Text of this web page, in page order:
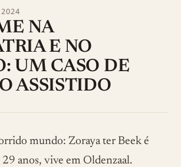
2024
NA
E NO
UM CASO DE
ASSISTIDO
mundo: Zoraya ter Beek é
anos, vive em Oldenzaal.